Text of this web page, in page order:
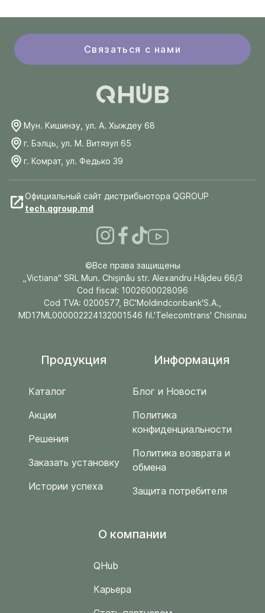
Связаться с нами
Мун. Кишинэу, ул. А. Хыждеу 68
г. Бэлць, ул. М. Витязул 65
г. Комрат, ул. Федько 39
Официальный сайт дистрибьютора QGROUP
tech.qgroup.md
©Все права защищены
„Victiana" SRL Mun. Chişinău str. Alexandru Hâjdeu 66/3
Cod fiscal: 1002600028096
Cod TVA: 0200577, BC'Moldindconbank'S.A.,
MD17ML000002224132001546 fil.'Telecomtrans' Chisinau
Продукция
Каталог
Акции
Решения
Заказать установку
Истории успеха
Информация
Блог и Новости
Политика
конфиденциальности
Политика возврата и
обмена
Защита потребителя
O компании
QHub
Карьера